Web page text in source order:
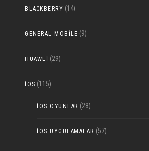
BLACKBERRY (14)
GENERAL MOBILE (9)
HUAWEI (29)
IOS (115)
IOS OYUNLAR (28)
IOS UYGULAMALAR (57)